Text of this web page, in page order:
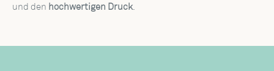
und den hochwertigen Druck.